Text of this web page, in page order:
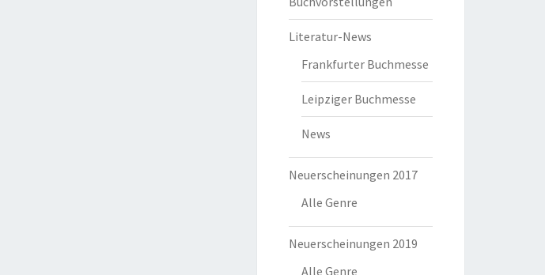
Literatur-News
Frankfurter Buchmesse
Leipziger Buchmesse
News
Neuerscheinungen 2017
Alle Genre
Neuerscheinungen 2019
Alle Genre